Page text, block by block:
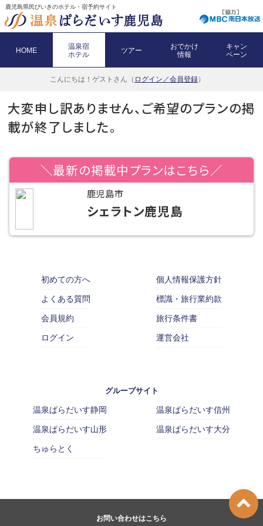
鹿児島県民びいきのホテル・宿予約サイト
HOME
温泉宿
ホテル
ツアー
おでかけ
情報
キャン
ペーン
こんにちは！ ゲストさん（ ログイン／会員登録）
大変申し訳ありません、ご希望のプランの掲
載が終了しました。
＼最新の掲載中プランはこちら／
鹿児島市
シェラトン鹿児島
初めての方へ
よくある質問
会員規約
ログイン
個人情報保護方針
標識・旅行業約款
旅行条件書
運営会社
グループサイト
温泉ぱらだいす静岡
温泉ぱらだいす山形
ちゅらとく
温泉ぱらだいす信州
温泉ぱらだいす大分
お問い合わせはこちら